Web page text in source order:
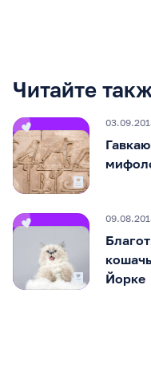
Читайте
Йорке